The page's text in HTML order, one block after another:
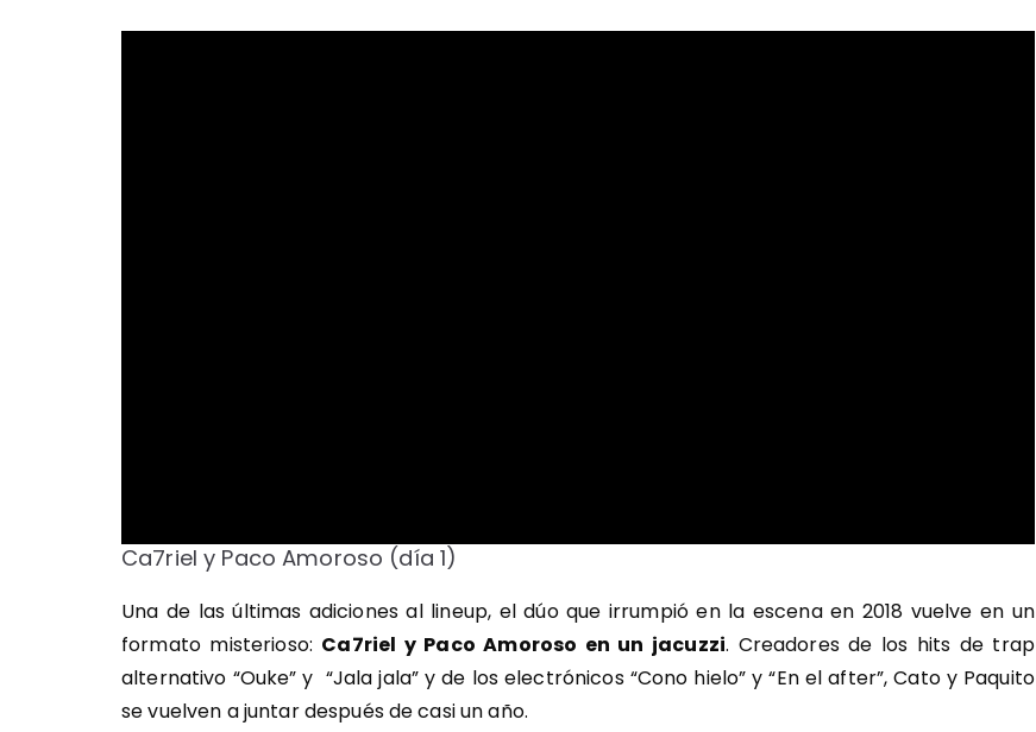
Ca7riel y Paco Amoroso (día 1)
Una de las últimas adiciones al lineup, el dúo que irrumpió en la escena en 2018 vuelve en un
formato misterioso: Ca7riel y Paco Amoroso en un jacuzzi. Creadores de los hits de trap
alternativo “Ouke” y “Jala jala” y de los electrónicos “Cono hielo” y “En el after”, Cato y Paquito
se vuelven a juntar después de casi un año.